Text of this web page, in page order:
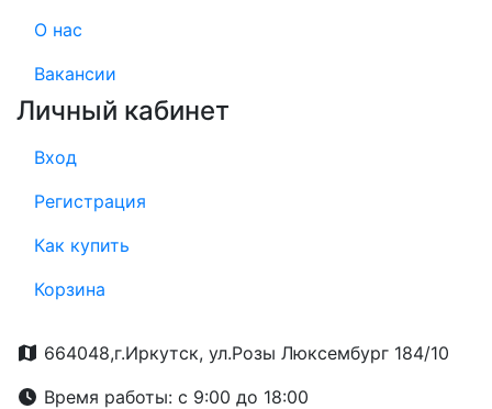
О нас
Вакансии
Личный кабинет
Вход
Регистрация
Как купить
Корзина
664048,г.Иркутск, ул.Розы Люксембург 184/10
Время работы: с 9:00 до 18:00